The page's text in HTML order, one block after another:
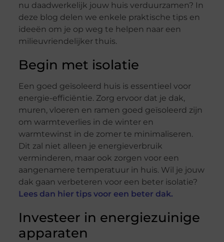
nu daadwerkelijk jouw huis verduurzamen? In
deze blog delen we enkele praktische tips en
ideeën om je op weg te helpen naar een
milieuvriendelijker thuis.
Begin met isolatie
Een goed geïsoleerd huis is essentieel voor
energie-efficiëntie. Zorg ervoor dat je dak,
muren, vloeren en ramen goed geïsoleerd zijn
om warmteverlies in de winter en
warmtewinst in de zomer te minimaliseren.
Dit zal niet alleen je energieverbruik
verminderen, maar ook zorgen voor een
aangenamere temperatuur in huis. Wil je jouw
dak gaan verbeteren voor een beter isolatie?
Lees dan hier tips voor een beter dak.
Investeer in energiezuinige
apparaten